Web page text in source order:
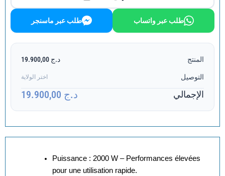
طلب عبر واتساب طلب عبر ماسنجر
المنتج د.ج 19.900,00
التوصيل اختر الولاية
الإجمالي د.ج 19.900,00
Puissance : 2000 W – Performances élevées
pour une utilisation rapide.